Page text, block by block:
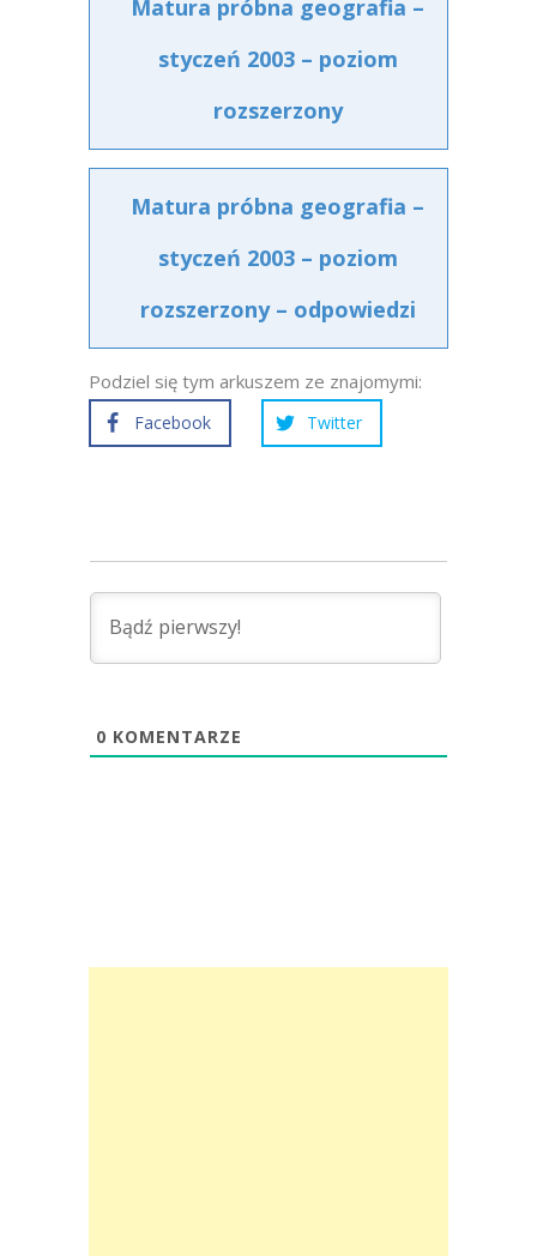
Matura próbna geografia –
styczeń 2003 – poziom
rozszerzony
Matura próbna geografia –
styczeń 2003 – poziom
rozszerzony – odpowiedzi
Podziel się tym arkuszem ze znajomymi:
Facebook Twitter
0 KOMENTARZE